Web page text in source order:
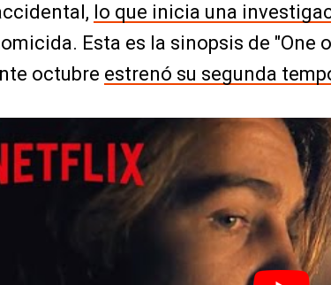
lo que inicia una
Esta es la sinopsis de "One
octubre estrenó su segunda